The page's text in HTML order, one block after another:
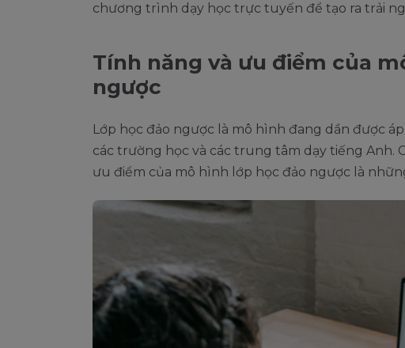
chương trình dạy học trực tuyến để tạo ra trải
Tính năng và ưu điểm của
ngược
Lớp học đảo ngược là mô hình đang dần được
các trường học và các trung tâm dạy tiếng
ưu điểm của mô hình lớp học đảo ngược là